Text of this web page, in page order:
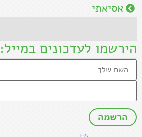
אסיאתי
הירשמו לעדכונים במייל: